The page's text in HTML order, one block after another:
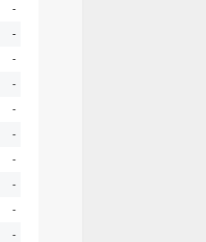
-
-
-
-
-
-
-
-
-
-